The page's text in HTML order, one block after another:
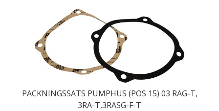
PACKNINGSSATS PUMPHUS (POS 15) 03 RAG-T,
3RA-T,3RASG-F-T